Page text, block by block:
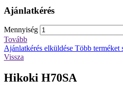
Ajánlatkérés
Mennyiség
Tovább
Ajánlatkérés elküldése Több terméket
Vissza
Hikoki H70SA